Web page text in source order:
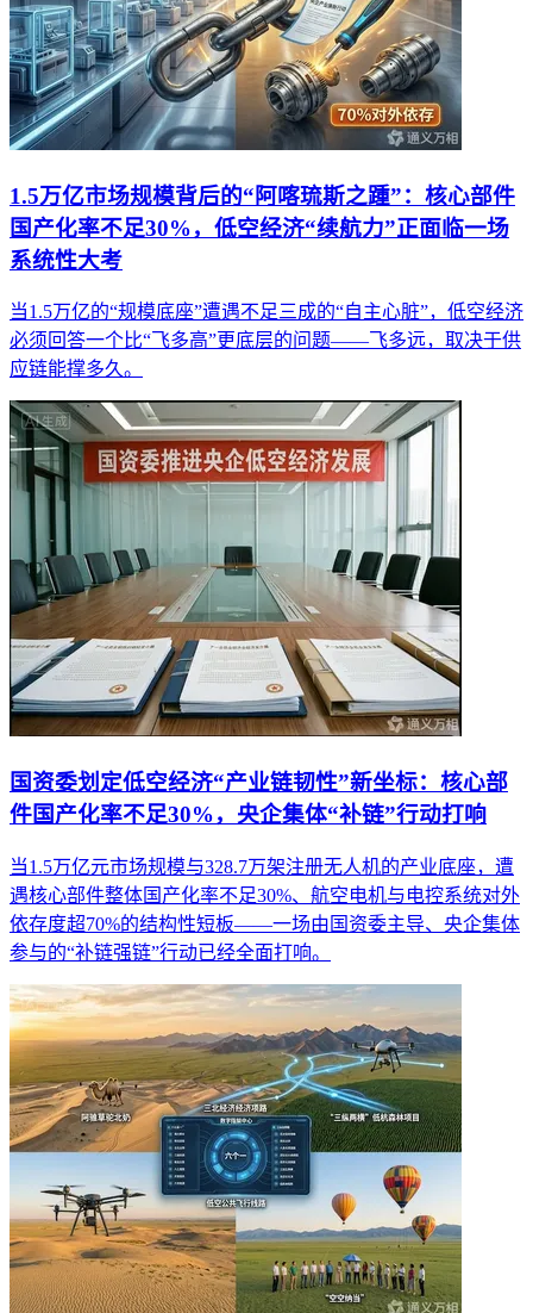
1.5万亿市场规模背后的“阿喀琉斯之踵”：核心部件
国产化率不足30%，低空经济“续航力”正面临一场
系统性大考
当1.5万亿的“规模底座”遭遇不足三成的“自主心脏”，低空经济
必须回答一个比“飞多高”更底层的问题——飞多远，取决于供
应链能撑多久。
国资委划定低空经济“产业链韧性”新坐标：核心部
件国产化率不足30%，央企集体“补链”行动打响
当1.5万亿元市场规模与328.7万架注册无人机的产业底座，遭
遇核心部件整体国产化率不足30%、航空电机与电控系统对外
依存度超70%的结构性短板——一场由国资委主导、央企集体
参与的“补链强链”行动已经全面打响。